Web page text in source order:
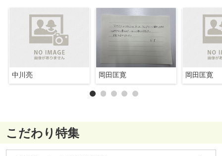
中川亮 岡田匡寛 岡田匡寛
こだわり特集